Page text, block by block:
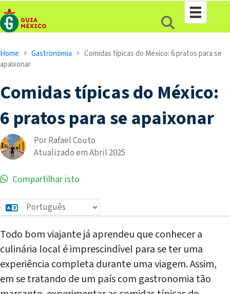
Home Gastronomia
Comidas típicas do México: 6 pratos para se
apaixonar
Comidas típicas do México:
6 pratos para se apaixonar
Por Rafael Couto
Atualizado emAbril 2025
Compartilhar isto
Todo bom viajante já aprendeu que conhecer a
culinária local é imprescindível para se ter uma
experiência completa durante uma viagem. Assim,
em se tratando de um país com gastronomia tão